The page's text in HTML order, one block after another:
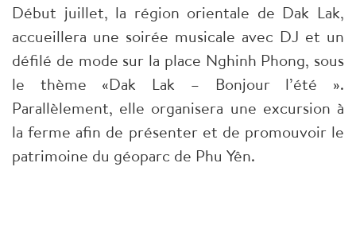
Début juillet, la région orientale de Dak Lak,
accueillera une soirée musicale avec DJ et un
défilé de mode sur la place Nghinh Phong, sous
le thème «Dak Lak – Bonjour l’été ».
Parallèlement, elle organisera une excursion à
la ferme afin de présenter et de promouvoir le
patrimoine du géoparc de Phu Yên.